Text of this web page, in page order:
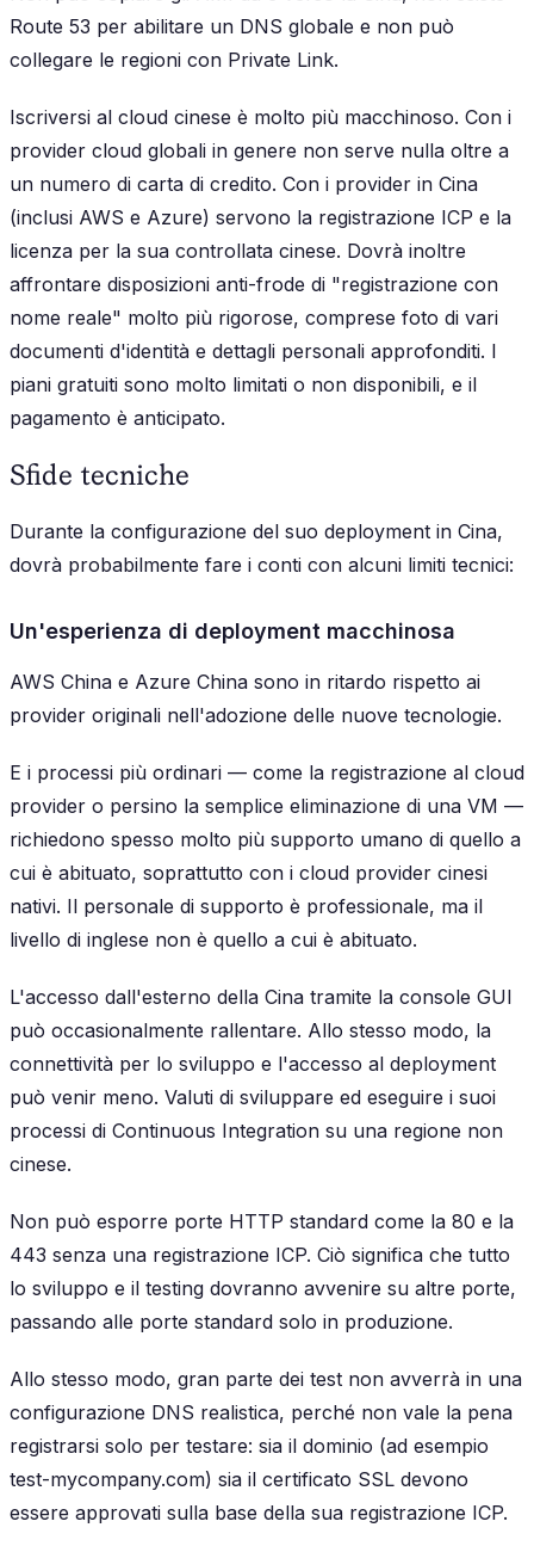
Route 53 per abilitare un DNS globale e non può
collegare le regioni con Private Link.
Iscriversi al cloud cinese è molto più macchinoso. Con i
provider cloud globali in genere non serve nulla oltre a
un numero di carta di credito. Con i provider in Cina
(inclusi AWS e Azure) servono la registrazione ICP e la
licenza per la sua controllata cinese. Dovrà inoltre
affrontare disposizioni anti-frode di "registrazione con
nome reale" molto più rigorose, comprese foto di vari
documenti d'identità e dettagli personali approfonditi. I
piani gratuiti sono molto limitati o non disponibili, e il
pagamento è anticipato.
Sfide tecniche
Durante la configurazione del suo deployment in Cina,
dovrà probabilmente fare i conti con alcuni limiti tecnici:
Un'esperienza di deployment macchinosa
AWS China e Azure China sono in ritardo rispetto ai
provider originali nell'adozione delle nuove tecnologie.
E i processi più ordinari — come la registrazione al cloud
provider o persino la semplice eliminazione di una VM —
richiedono spesso molto più supporto umano di quello a
cui è abituato, soprattutto con i cloud provider cinesi
nativi. Il personale di supporto è professionale, ma il
livello di inglese non è quello a cui è abituato.
L'accesso dall'esterno della Cina tramite la console GUI
può occasionalmente rallentare. Allo stesso modo, la
connettività per lo sviluppo e l'accesso al deployment
può venir meno. Valuti di sviluppare ed eseguire i suoi
processi di Continuous Integration su una regione non
cinese.
Non può esporre porte HTTP standard come la 80 e la
443 senza una registrazione ICP. Ciò significa che tutto
lo sviluppo e il testing dovranno avvenire su altre porte,
passando alle porte standard solo in produzione.
Allo stesso modo, gran parte dei test non avverrà in una
configurazione DNS realistica, perché non vale la pena
registrarsi solo per testare: sia il dominio (ad esempio
test-mycompany.com) sia il certificato SSL devono
essere approvati sulla base della sua registrazione ICP.